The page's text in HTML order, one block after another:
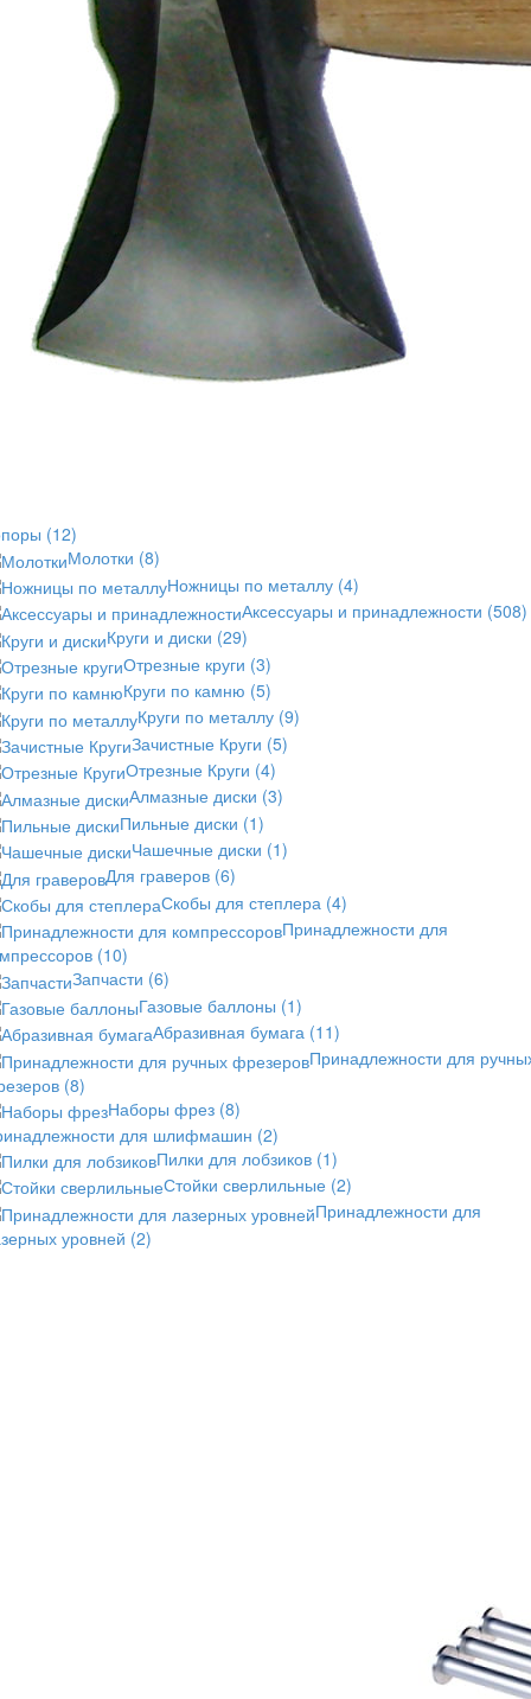
(12)
Молотки (8)
Ножницы по металлу (4)
Аксессуары и принадлежности (508)
Круги и диски (29)
Отрезные круги (3)
Круги по камню (5)
Круги по металлу (9)
Зачистные Круги (5)
Отрезные Круги (4)
Алмазные диски (3)
Пильные диски (1)
Чашечные диски (1)
Для граверов (6)
Скобы для степлера (4)
Принадлежности для
(10)
Запчасти (6)
Газовые баллоны (1)
Абразивная бумага (11)
Принадлежности для
(8)
Наборы фрез (8)
для шлифмашин (2)
Пилки для лобзиков (1)
Стойки сверлильные (2)
Принадлежности для
уровней (2)